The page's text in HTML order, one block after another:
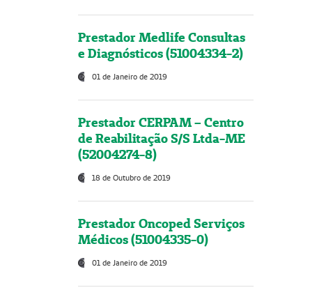
Prestador Medlife Consultas
e Diagnósticos (51004334-2)
01 de Janeiro de 2019
Prestador CERPAM – Centro
de Reabilitação S/S Ltda-ME
(52004274-8)
18 de Outubro de 2019
Prestador Oncoped Serviços
Médicos (51004335-0)
01 de Janeiro de 2019